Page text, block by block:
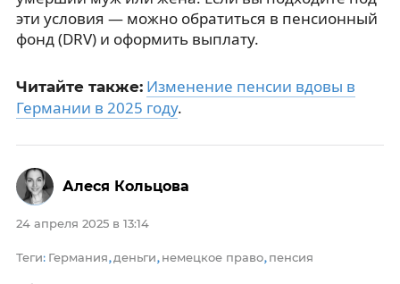
эти условия — можно обратиться в пенсионный
фонд (DRV) и оформить выплату.
Читайте также: Изменение пенсии вдовы в
Германии в 2025 году.
24 апреля 2025 в 13:14
Теги: Германия, деньги, немецкое право, пенсия
Алеся Кольцова